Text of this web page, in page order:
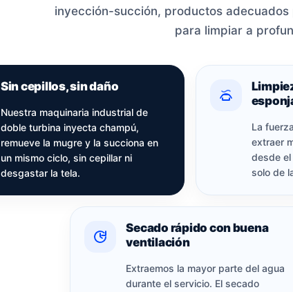
inyección-succión, productos
para limpiar a
Sin cepillos, sin daño
Nuestra maquinaria industrial de
doble turbina inyecta champú,
remueve la mugre y la succiona en
un mismo ciclo, sin cepillar ni
desgastar la tela.
La
extraer
desde el
solo de
Secado rápido con buena
ventilación
Extraemos la mayor parte del agua
durante el servicio. El secado